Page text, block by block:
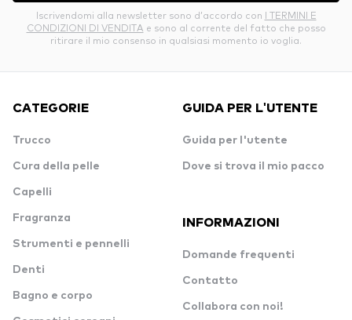
Iscrivendomi alla newsletter sono d’accordo con I TERMINI E
CONDIZIONI DI VENDITA e sono al corrente del fatto che posso
ritirare il mio consenso in qualsiasi momento io voglia.
CATEGORIE
Trucco
Cura della pelle
Capelli
Fragranza
Strumenti e pennelli
Denti
Bagno e corpo
GUIDA PER L'UTENTE
Guida per l'utente
Dove si trova il mio pacco
INFORMAZIONI
Domande frequenti
Contatto
Collabora con noi!